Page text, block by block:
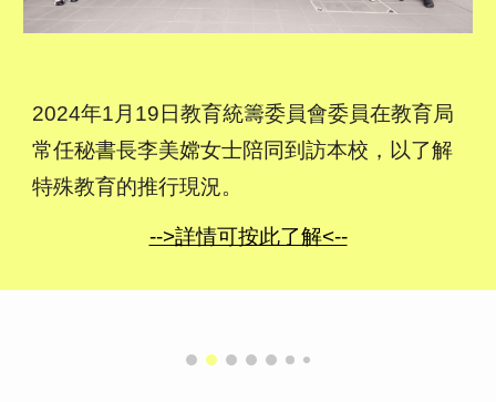
2024年1月19日教育統籌委員會委員在教育局
常任秘書長李美嫦女士陪同到訪本校，以了解
特殊教育的推行現況。
-->詳情可按此了解<--